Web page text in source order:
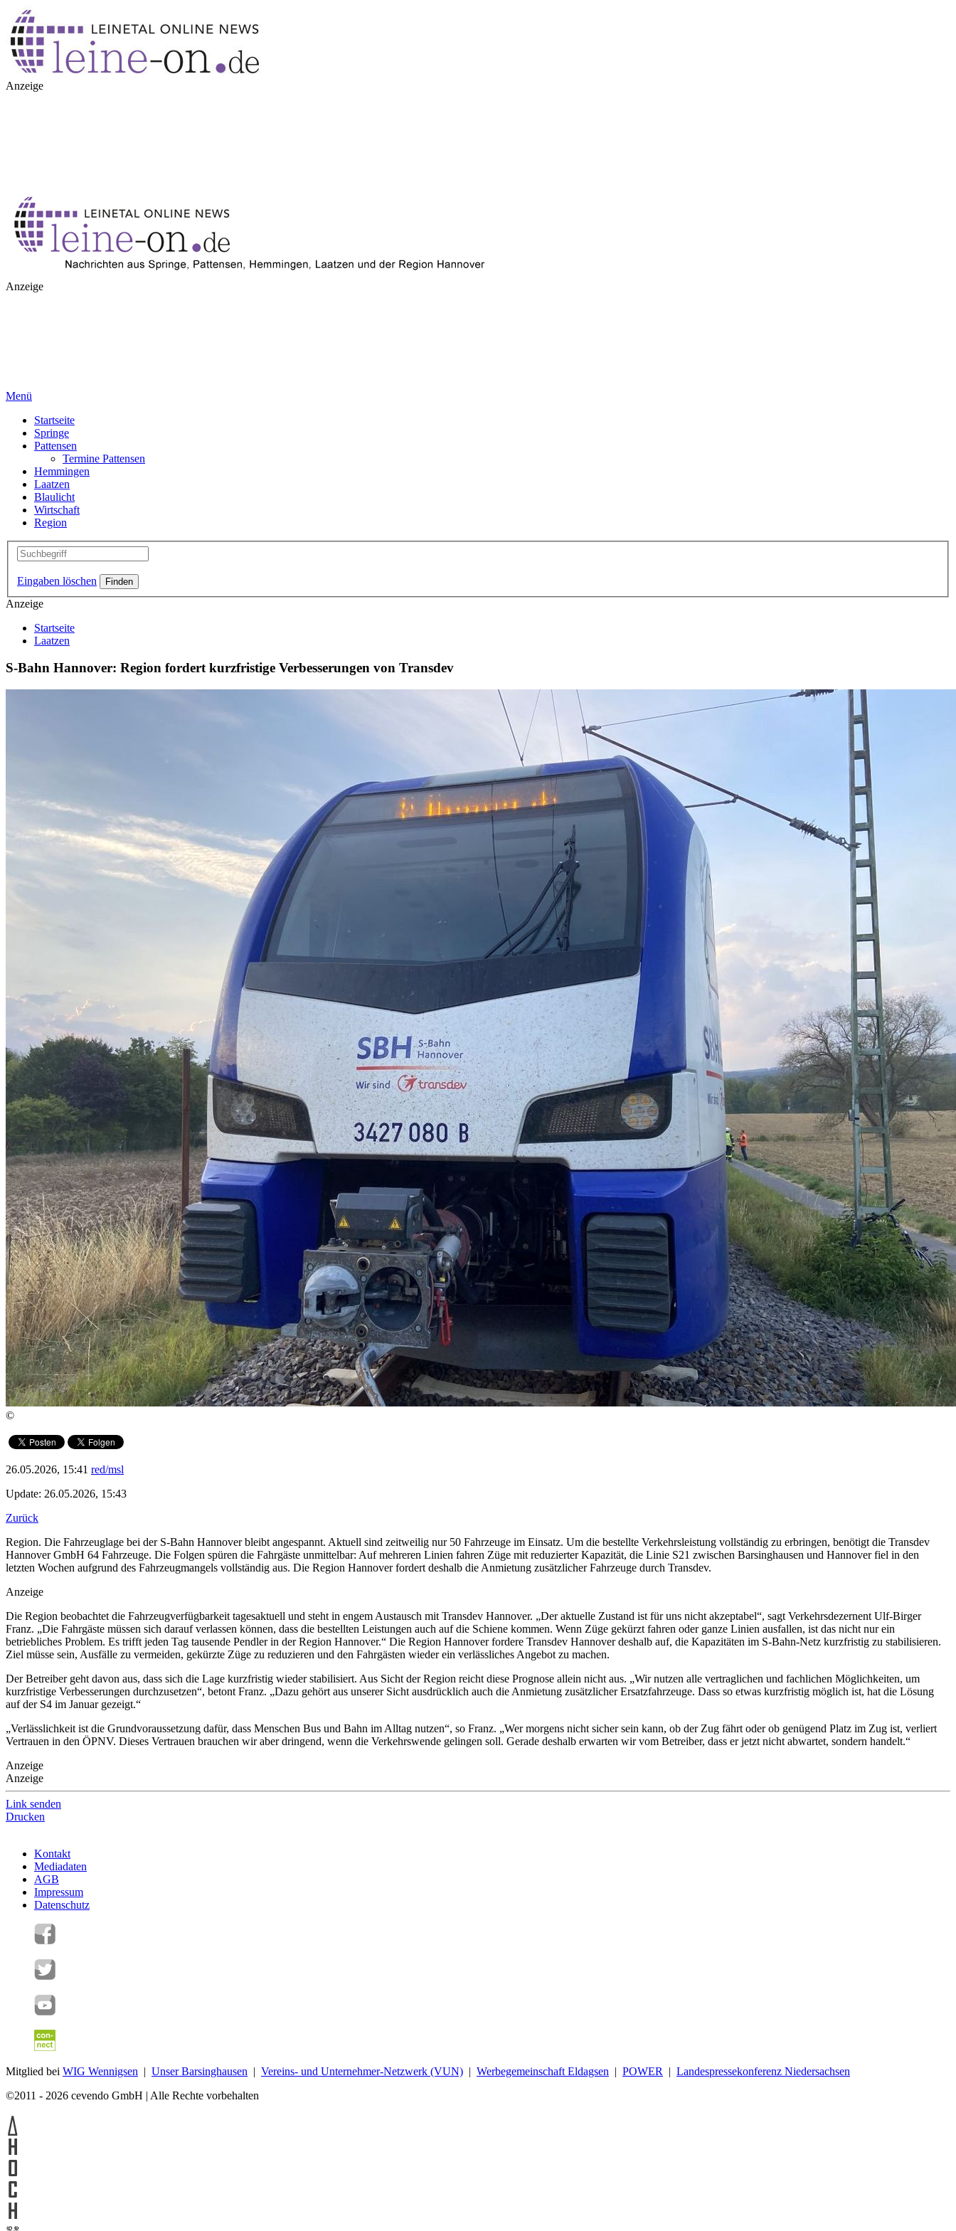
Anzeige
Anzeige
Menü
Startseite
Springe
Pattensen
Termine Pattensen
Hemmingen
Laatzen
Blaulicht
Wirtschaft
Region
Eingaben löschen
Anzeige
Startseite
Laatzen
S-Bahn Hannover: Region fordert kurzfristige Verbesserungen von Transdev
©
26.05.2026, 15:41 red/msl
Update: 26.05.2026, 15:43
Zurück
Region. Die Fahrzeuglage bei der S-Bahn Hannover bleibt angespannt. Aktuell sind zeitweilig nur 50 Fahrzeuge im Einsatz. Um die bestellte Verkehrsleistung vollständig zu erbringen, benötigt die Transdev
Hannover GmbH 64 Fahrzeuge. Die Folgen spüren die Fahrgäste unmittelbar: Auf mehreren Linien fahren Züge mit reduzierter Kapazität, die Linie S21 zwischen Barsinghausen und Hannover fiel in den
letzten Wochen aufgrund des Fahrzeugmangels vollständig aus. Die Region Hannover fordert deshalb die Anmietung zusätzlicher Fahrzeuge durch Transdev.
Anzeige
Die Region beobachtet die Fahrzeugverfügbarkeit tagesaktuell und steht in engem Austausch mit Transdev Hannover. „Der aktuelle Zustand ist für uns nicht akzeptabel“, sagt Verkehrsdezernent Ulf-Birger
Franz. „Die Fahrgäste müssen sich darauf verlassen können, dass die bestellten Leistungen auch auf die Schiene kommen. Wenn Züge gekürzt fahren oder ganze Linien ausfallen, ist das nicht nur ein
betriebliches Problem. Es trifft jeden Tag tausende Pendler in der Region Hannover.“ Die Region Hannover fordere Transdev Hannover deshalb auf, die Kapazitäten im S-Bahn-Netz kurzfristig zu stabilisieren.
Ziel müsse sein, Ausfälle zu vermeiden, gekürzte Züge zu reduzieren und den Fahrgästen wieder ein verlässliches Angebot zu machen.
Der Betreiber geht davon aus, dass sich die Lage kurzfristig wieder stabilisiert. Aus Sicht der Region reicht diese Prognose allein nicht aus. „Wir nutzen alle vertraglichen und fachlichen Möglichkeiten, um
kurzfristige Verbesserungen durchzusetzen“, betont Franz. „Dazu gehört aus unserer Sicht ausdrücklich auch die Anmietung zusätzlicher Ersatzfahrzeuge. Dass so etwas kurzfristig möglich ist, hat die Lösung
auf der S4 im Januar gezeigt.“
„Verlässlichkeit ist die Grundvoraussetzung dafür, dass Menschen Bus und Bahn im Alltag nutzen“, so Franz. „Wer morgens nicht sicher sein kann, ob der Zug fährt oder ob genügend Platz im Zug ist, verliert
Vertrauen in den ÖPNV. Dieses Vertrauen brauchen wir aber dringend, wenn die Verkehrswende gelingen soll. Gerade deshalb erwarten wir vom Betreiber, dass er jetzt nicht abwartet, sondern handelt.“
Anzeige
Anzeige
Link senden
Drucken
Kontakt
Mediadaten
AGB
Impressum
Datenschutz
Mitglied bei WIG Wennigsen | Unser Barsinghausen | Vereins- und Unternehmer-Netzwerk (VUN) | Werbegemeinschaft Eldagsen | POWER | Landespressekonferenz Niedersachsen
©2011 - 2026 cevendo GmbH | Alle Rechte vorbehalten